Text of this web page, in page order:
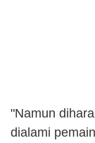
"Namun
dialami